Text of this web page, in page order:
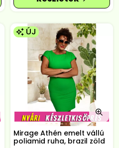
ÚJ
Mirage Athén emelt vállú
poliamid ruha, brazil zöld